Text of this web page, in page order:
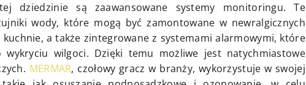
dziedzinie są zaawansowane systemy monitoringu. Te
wody, które mogą być zamontowane w newralgicznych
kuchnie, a także zintegrowane z systemami alarmowymi, które
wykryciu wilgoci. Dzięki temu możliwe jest natychmiastowe
MERMAR, czołowy gracz w branży, wykorzystuje w swojej